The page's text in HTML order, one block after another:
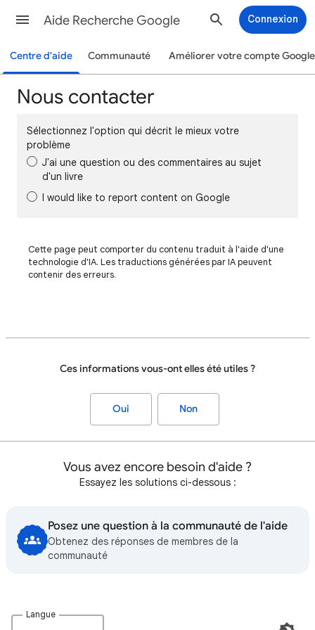
Aide Recherche Google Connexion
Centre d'aide Communauté Améliorer votre compte Google
Nous contacter
Sélectionnez l'option qui décrit le mieux votre
problème
J'ai une question ou des commentaires au sujet
d'un livre
I would like to report content on Google
Cette page peut comporter du contenu traduit à l'aide d'une
technologie d'IA. Les traductions générées par IA peuvent
contenir des erreurs.
Ces informations vous-ont elles été utiles ?
Oui Non
Vous avez encore besoin d'aide ?
Essayez les solutions ci-dessous :
Posez une question à la communauté de l'aide
Obtenez des réponses de membres de la
communauté
Langue